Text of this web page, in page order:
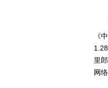
7
《
里
网